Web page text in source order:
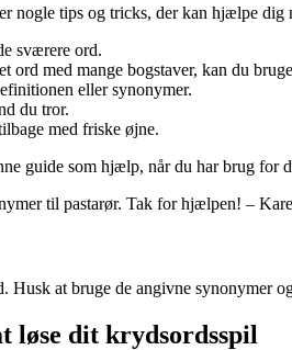
nogle tips og tricks, der kan hjælpe dig
sværere ord.
med mange bogstaver, kan du
eller synonymer.
du tror.
med friske øjne.
guide som hjælp, når du har brug for
til pastarør. Tak for hjælpen! –
at bruge de angivne
løse dit krydsordsspil